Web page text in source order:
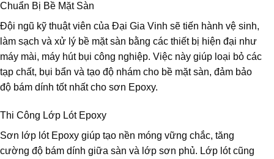
Chuẩn Bị Bề Mặt Sàn
Đội ngũ kỹ thuật viên của Đại Gia Vinh sẽ tiến hành vệ sinh,
làm sạch và xử lý bề mặt sàn bằng các thiết bị hiện đại như
máy mài, máy hút bụi công nghiệp. Việc này giúp loại bỏ các
tạp chất, bụi bẩn và tạo độ nhám cho bề mặt sàn, đảm bảo
độ bám dính tốt nhất cho sơn Epoxy.
Thi Công Lớp Lót Epoxy
Sơn lớp lót Epoxy giúp tạo nền móng vững chắc, tăng
cường độ bám dính giữa sàn và lớp sơn phủ. Lớp lót cũng